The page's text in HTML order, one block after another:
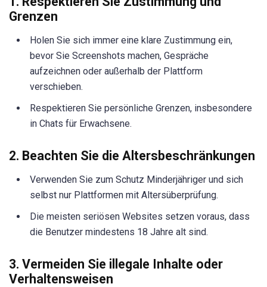
Grenzen
Holen Sie sich immer eine klare Zustimmung ein,
bevor Sie Screenshots machen, Gespräche
aufzeichnen oder außerhalb der Plattform
verschieben.
Respektieren Sie persönliche Grenzen, insbesondere
in Chats für Erwachsene.
2. Beachten Sie die Altersbeschränkungen
Verwenden Sie zum Schutz Minderjähriger und sich
selbst nur Plattformen mit Altersüberprüfung.
Die meisten seriösen Websites setzen voraus, dass
die Benutzer mindestens 18 Jahre alt sind.
3. Vermeiden Sie illegale Inhalte oder
Verhaltensweisen